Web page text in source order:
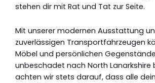
stehen dir mit Rat und Tat zur Seite.
Mit unserer modernen Ausstattung
zuverlässigen Transportfahrzeugen
Möbel und persönlichen
unbeschadet nach North Lanarkshire
achten wir stets darauf, dass alle